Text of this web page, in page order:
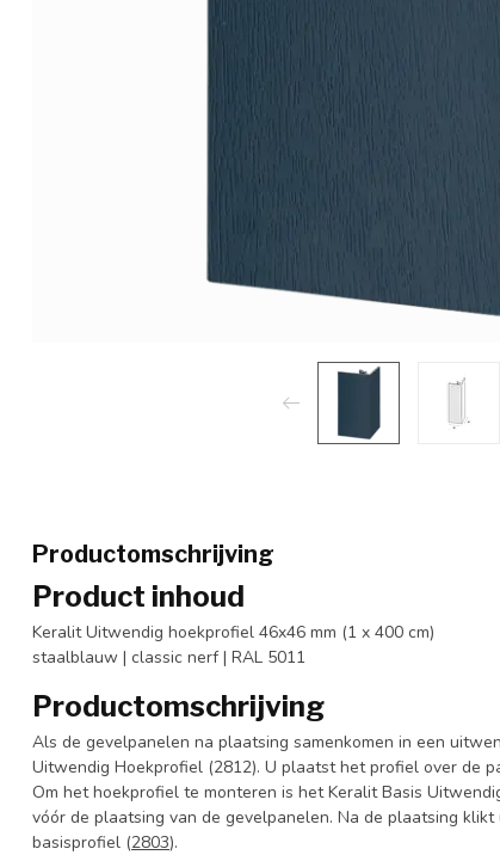
Productomschrijving
Product inhoud
Keralit Uitwendig hoekprofiel 46x46 mm (1 x 400 cm)
staalblauw | classic nerf | RAL 5011
Productomschrijving
Als de gevelpanelen na plaatsing samenkomen in een
Uitwendig Hoekprofiel (2812). U plaatst het profiel over de
Om het hoekprofiel te monteren is het Keralit Basis
vóór de plaatsing van de gevelpanelen. Na de plaatsing
basisprofiel (2803).